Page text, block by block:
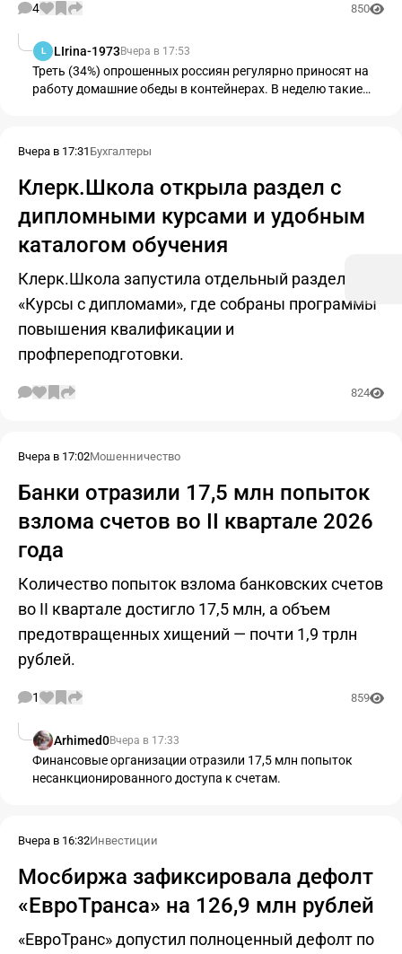
4 850
L LIrina-1973Вчера в 17:53
Треть (34%) опрошенных россиян регулярно приносят на
работу домашние обеды в контейнерах. В неделю такие
Вчера в 17:31 Бухгалтеры
Клерк.Школа открыла раздел с
дипломными курсами и удобным
каталогом обучения
Клерк.Школа запустила отдельный раздел
«Курсы с дипломами», где собраны программы
повышения квалификации и
профпереподготовки.
824
Вчера в 17:02Мошенничество
Банки отразили 17,5 млн попыток
взлома счетов во II квартале 2026
года
Количество попыток взлома банковских счетов
во II квартале достигло 17,5 млн, а объем
предотвращенных хищений — почти 1,9 трлн
рублей.
1 859
Arhimed0Вчера в 17:33
Финансовые организации отразили 17,5 млн попыток
несанкционированного доступа к счетам.
Вчера в 16:32Инвестиции
Мосбиржа зафиксировала дефолт
«ЕвроТранса» на 126,9 млн рублей
«ЕвроТранс» допустил полноценный дефолт по